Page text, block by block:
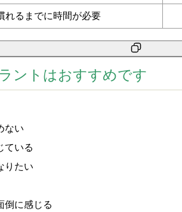
れるまでに時間が必要
ントはおすすめです
ない
ている
りたい
倒に感じる